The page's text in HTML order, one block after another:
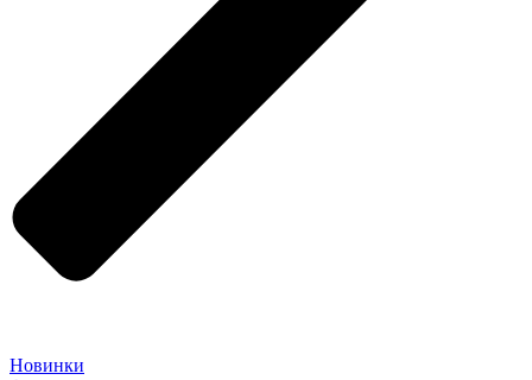
Новинки